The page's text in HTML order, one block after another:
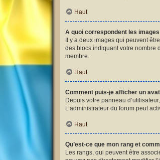
Haut
A quoi correspondent les
Il y a deux images qui peuvent
des blocs indiquant votre nombre
membre.
Haut
Comment puis-je afficher un
Depuis votre panneau
L’administrateur du forum peut
Haut
Qu’est-ce que mon rang et
Les rangs, qui peuvent être